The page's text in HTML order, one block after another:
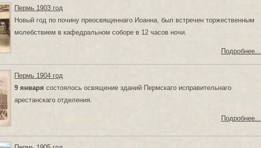
Пермь 1903 год
Новый год по почину преосвященнаго Иоанна, был встречен торжественным
молебствием в кафедральном соборе в 12 часов ночи.
Подробнее...
Пермь 1904 год
9 января состоялось освящение зданий Пермскаго исправительнаго
арестанскаго отделения.
Подробнее...